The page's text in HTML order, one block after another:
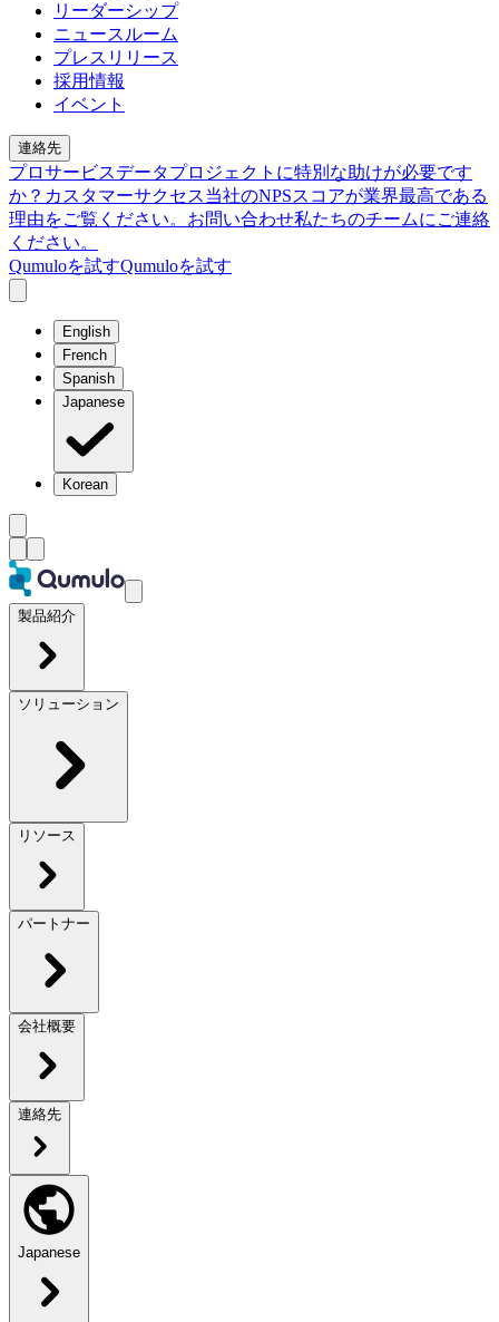
リーダーシップ
ニュースルーム
プレスリリース
採用情報
イベント
連絡先
プロサービスデータプロジェクトに特別な助けが必要です
か？ カスタマーサクセス当社のNPSスコアが業界最高である
理由をご覧ください。 お問い合わせ私たちのチームにご連絡
ください。
Qumuloを試すQumuloを試す
English
French
Spanish
Japanese
Korean
製品紹介
ソリューション
リソース
パートナー
会社概要
連絡先
Japanese